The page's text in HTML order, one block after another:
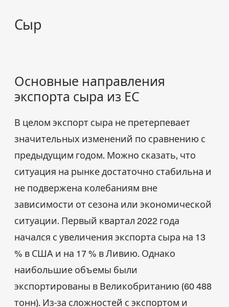
Сыр
Основные направления
экспорта сыра из ЕС
В целом экспорт сыра не претерпевает
значительных изменений по сравнению с
предыдущим годом. Можно сказать, что
ситуация на рынке достаточно стабильна и
не подвержена колебаниям вне
зависимости от сезона или экономической
ситуации. Первый квартал 2022 года
начался с увеличения экспорта сыра на 13
% в США и на 17 % в Ливию. Однако
наибольшие объемы были
экспортированы в Великобританию (60 488
тонн). Из-за сложностей с экспортом и